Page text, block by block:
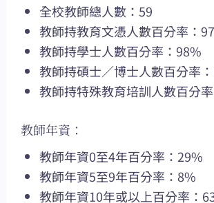
全校教師總人數：59
教師持教育文憑人數百分率：
教師持學士人數百分率：98%
教師持碩士／博士人數百分率
教師持特殊教育培訓人數百分
教師年資：
教師年資0至4年百分率：29%
教師年資5至9年百分率：8%
教師年資10年或以上百分率：